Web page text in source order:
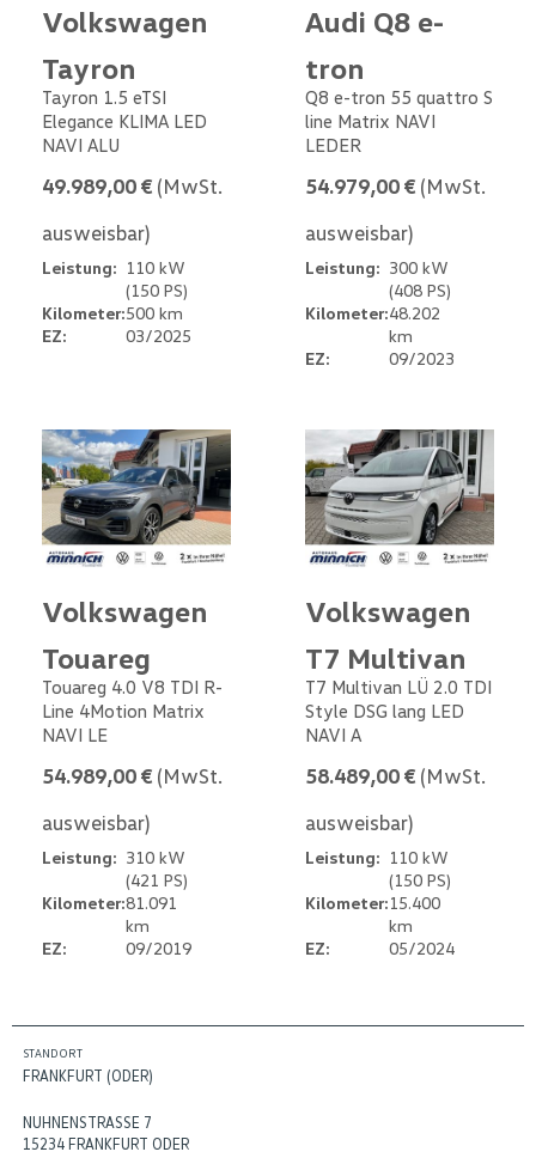
Volkswagen
Tayron
Tayron 1.5 eTSI
Elegance KLIMA LED
NAVI ALU
49.989,00 € (MwSt.
ausweisbar)
Leistung: 110 kW
(150 PS)
Kilometer:500 km
EZ:
03/2025
Audi Q8 e-
tron
Q8 e-tron 55 quattro S
line Matrix NAVI
LEDER
54.979,00 € (MwSt.
ausweisbar)
Leistung: 300 kW
(408 PS)
Kilometer:48.202
km
EZ:
09/2023
Volkswagen
Touareg
Touareg 4.0 V8 TDI R-
Line 4Motion Matrix
NAVI LE
54.989,00 € (MwSt.
ausweisbar)
Leistung: 310 kW
(421 PS)
Kilometer:81.091
km
EZ:
09/2019
Volkswagen
T7 Multivan
T7 Multivan LÜ 2.0 TDI
Style DSG lang LED
NAVI A
58.489,00 € (MwSt.
ausweisbar)
Leistung: 110 kW
(150 PS)
Kilometer:15.400
km
EZ:
05/2024
STANDORT
FRANKFURT (ODER)
NUHNENSTRASSE 7
15234 FRANKFURT ODER